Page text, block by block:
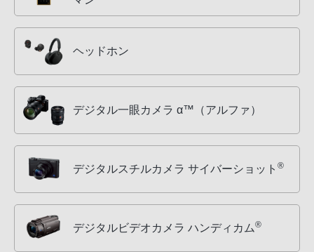
ヘッドホン
デジタル一眼カメラ α™（アルファ）
デジタルスチルカメラ サイバーショット ®
デジタルビデオカメラ ハンディカム®